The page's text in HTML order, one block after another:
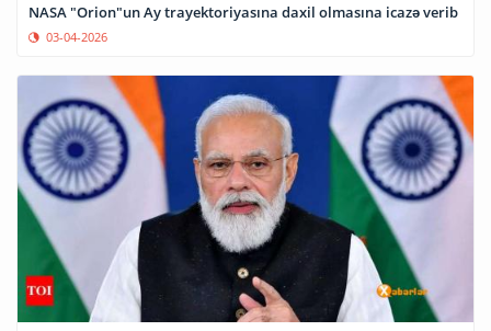
NASA "Orion"un Ay trayektoriyasına daxil olmasına icazə verib
03-04-2026